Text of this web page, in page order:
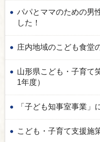
パパとママのための男
した！
庄内地域のこども食堂
山形県こども・子育て
1年度）
「子ども知事室事業」
こども・子育て支援施